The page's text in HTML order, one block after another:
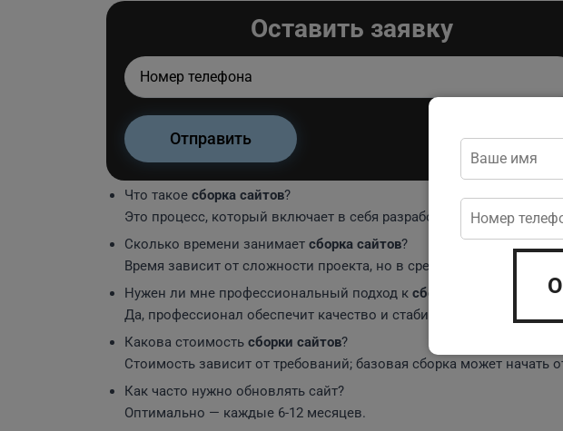
Оставить заявку
Что такое сборка сайтов?
Это процесс, который включает в себя разработку, дизайн,
Сколько времени занимает сборка сайтов?
Время зависит от сложности проекта, но в среднем это занимает
Нужен ли мне профессиональный подход к сборке сайтов
Да, профессионал обеспечит качество и стабильность сайта.
Какова стоимость сборки сайтов?
Стоимость зависит от требований; базовая сборка может начать
Как часто нужно обновлять сайт?
Оптимально — каждые 6-12 месяцев.